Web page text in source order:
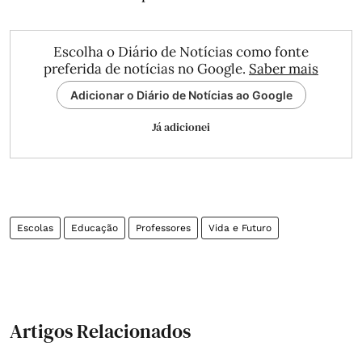
Escolha o Diário de Notícias como fonte
preferida de notícias no Google. Saber mais
Adicionar o Diário de Notícias ao Google
Já adicionei
Escolas Educação Professores Vida e Futuro
Artigos Relacionados